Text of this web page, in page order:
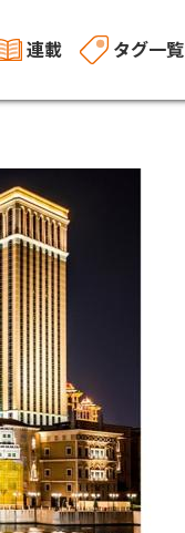
連載 タグ一覧